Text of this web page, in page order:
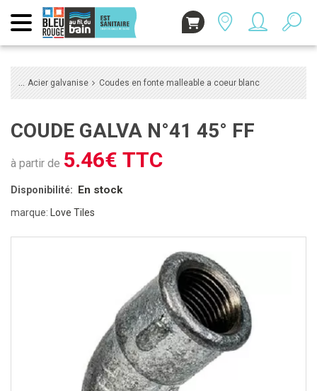
Acier galvanise Coudes en fonte malleable a coeur blanc
COUDE GALVA N°41 45° FF
à partir de 5.46€ TTC
Disponibilité: En stock
marque: Love Tiles